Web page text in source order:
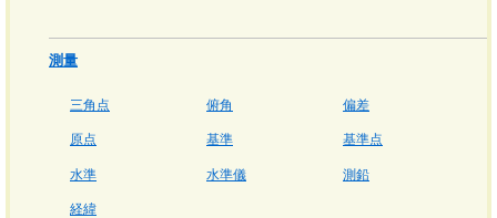
測量
三角点 俯角 偏差
原点 基準 基準点
水準 水準儀 測鉛
経緯